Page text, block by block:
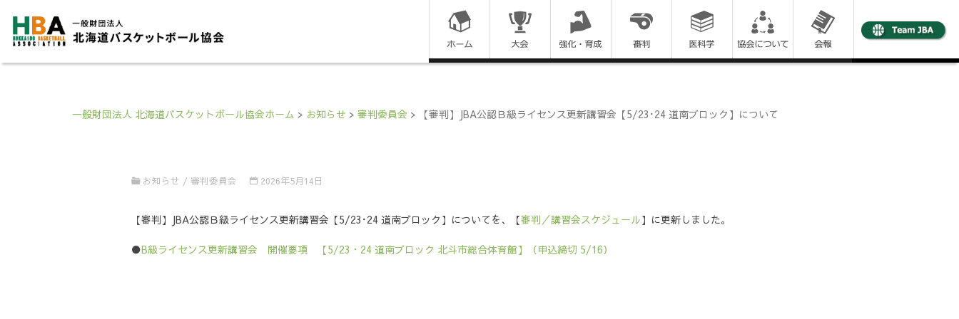
コ
ン
キ
ッ
一般財団法人 北海道バスケットボール協会ホーム > お知らせ > 審判委員会 > 【審判】JBA公認Ｂ級ライセンス更新講習会【5/23･24 道南ブロック】について
お知らせ / 審判委員会 2026年5月14日
【審判】JBA公認Ｂ級ライセンス更新講習会【5/23･24 道南ブロック】についてを、【審判／講習会スケジュール】に更新しました。
●B級ライセンス更新講習会 開催要項 【5/23・24 道南ブロック 北斗市総合体育館】（申込締切 5/16）